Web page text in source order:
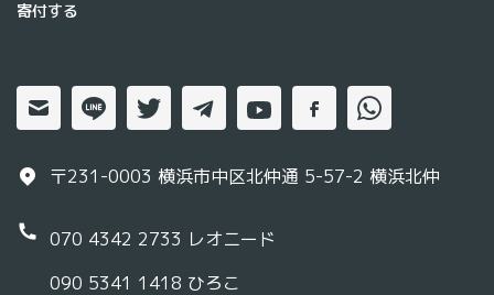
寄付する
〒231-0003 横浜市中区北仲通 5-57-2 横浜北仲
070 4342 2733 レオニード
090 5341 1418 ひろこ